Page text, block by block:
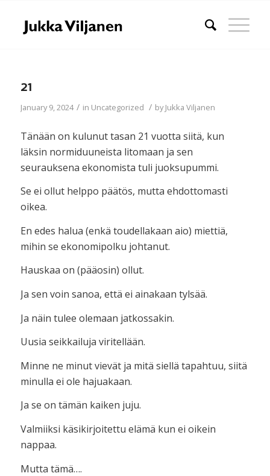
21
January 9, 2024 / in Uncategorized / byJukka Viljanen
Tänään on kulunut tasan 21 vuotta siitä, kun
läksin normiduuneista litomaan ja sen
seurauksena ekonomista tuli juoksupummi.
Se ei ollut helppo päätös, mutta ehdottomasti
oikea.
En edes halua (enkä toudellakaan aio) miettiä,
mihin se ekonomipolku johtanut.
Hauskaa on (pääosin) ollut.
Ja sen voin sanoa, että ei ainakaan tylsää.
Ja näin tulee olemaan jatkossakin.
Uusia seikkailuja viritellään.
Minne ne minut vievät ja mitä siellä tapahtuu, siitä
minulla ei ole hajuakaan.
Ja se on tämän kaiken juju.
Valmiiksi käsikirjoitettu elämä kun ei oikein
nappaa.
Mutta tämä….